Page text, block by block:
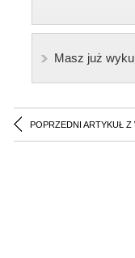
Masz już
POPRZEDNI ARTYKUŁ Z